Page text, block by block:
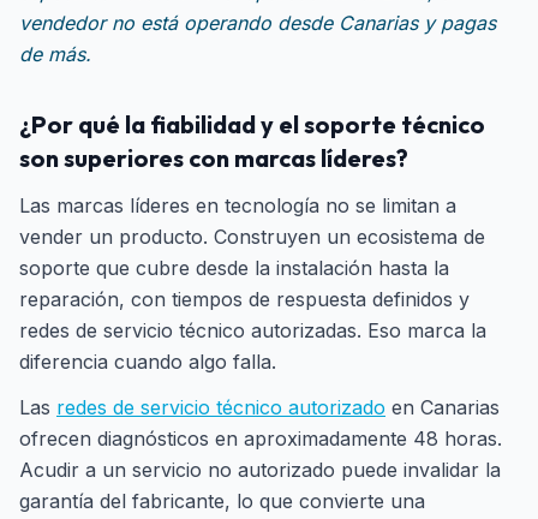
vendedor no está operando desde Canarias y pagas
de más.
¿Por qué la fiabilidad y el soporte técnico
son superiores con marcas líderes?
Las marcas líderes en tecnología no se limitan a
vender un producto. Construyen un ecosistema de
soporte que cubre desde la instalación hasta la
reparación, con tiempos de respuesta definidos y
redes de servicio técnico autorizadas. Eso marca la
diferencia cuando algo falla.
Las redes de servicio técnico autorizado en Canarias
ofrecen diagnósticos en aproximadamente 48 horas.
Acudir a un servicio no autorizado puede invalidar la
garantía del fabricante, lo que convierte una